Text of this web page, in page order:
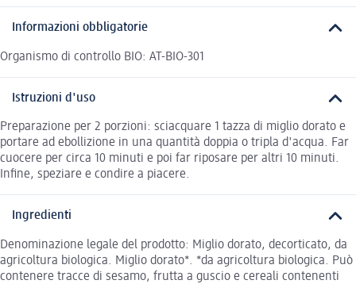
Informazioni obbligatorie
Organismo di controllo BIO: AT-BIO-301
Istruzioni d'uso
Preparazione per 2 porzioni: sciacquare 1 tazza di miglio dorato e
portare ad ebollizione in una quantità doppia o tripla d'acqua. Far
cuocere per circa 10 minuti e poi far riposare per altri 10 minuti.
Infine, speziare e condire a piacere.
Ingredienti
Denominazione legale del prodotto: Miglio dorato, decorticato, da
agricoltura biologica. Miglio dorato*. *da agricoltura biologica. Può
contenere tracce di sesamo, frutta a guscio e cereali contenenti